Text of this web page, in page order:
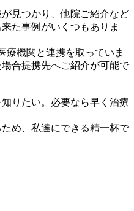
見つかり、他院ご紹介など
た事例がいくつもありま
療機関と連携を取っていま
合提携先へご紹介が可能で
りたい。必要なら早く治療
め、私達にできる精一杯で